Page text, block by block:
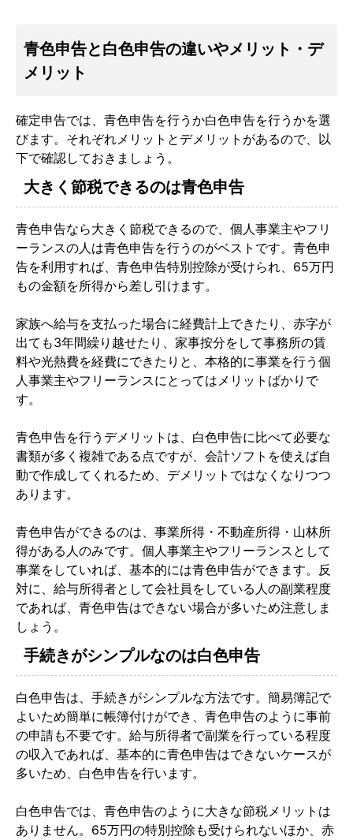
青色申告と白色申告の違いやメリット・デ
メリット
確定申告では、青色申告を行うか白色申告を行うかを選
びます。それぞれメリットとデメリットがあるので、以
下で確認しておきましょう。
大きく節税できるのは青色申告
青色申告なら大きく節税できるので、個人事業主やフリ
ーランスの人は青色申告を行うのがベストです。青色申
告を利用すれば、青色申告特別控除が受けられ、65万円
もの金額を所得から差し引けます。
家族へ給与を支払った場合に経費計上できたり、赤字が
出ても3年間繰り越せたり、家事按分をして事務所の賃
料や光熱費を経費にできたりと、本格的に事業を行う個
人事業主やフリーランスにとってはメリットばかりで
す。
青色申告を行うデメリットは、白色申告に比べて必要な
書類が多く複雑である点ですが、会計ソフトを使えば自
動で作成してくれるため、デメリットではなくなりつつ
あります。
青色申告ができるのは、事業所得・不動産所得・山林所
得がある人のみです。個人事業主やフリーランスとして
事業をしていれば、基本的には青色申告ができます。反
対に、給与所得者として会社員をしている人の副業程度
であれば、青色申告はできない場合が多いため注意しま
しょう。
手続きがシンプルなのは白色申告
白色申告は、手続きがシンプルな方法です。簡易簿記で
よいため簡単に帳簿付けができ、青色申告のように事前
の申請も不要です。給与所得者で副業を行っている程度
の収入であれば、基本的に青色申告はできないケースが
多いため、白色申告を行います。
白色申告では、青色申告のように大きな節税メリットは
ありません。65万円の特別控除も受けられないほか、赤